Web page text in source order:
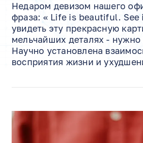
Недаром девизом нашего
фраза: « Life is beautiful. See
увидеть эту прекрасную
мельчайших деталях - нужно
Научно установлена
восприятия жизни и